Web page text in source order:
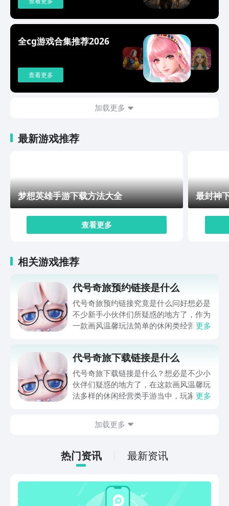
能、属性，合理的搭配会极大地提高玩家的战斗力。游戏
成任务，共同建设岛屿，既增加了游戏的趣味性，又使玩
家可以认识更多的志同道合的朋友。除此之外还有许多多
人任务，完成之后可以获得丰厚的奖励。因此山海奇旅以
国风奇幻为题材、玩法丰富、互动多样，是一款可以尝试
的手游。不管是喜欢建造经营的玩家，还是喜欢探险冒险
的玩家，在这里都能找到自己想要的乐趣。通过简单的下
载步骤就可以开始一段精彩的山海奇旅，别再纠结等待
了，抓紧时间去九游客户端提前预约吧！
全cg游戏合集推荐2026
查看更多
加载更多
最新游戏推荐
梦想英雄手游下载方法大全
查看更多
最封神
相关游戏推荐
代号奇旅预约链接是什么
代号奇旅预约链接究竟是什么问好想必是
不少新手小伙伴们所疑惑的地方了，作为
一款画风温馨玩法简单的休闲类经营手
给大家带来了代号奇旅的预约链接分享供
大家参考，希望本期内容可以帮助到各
位。
更多
代号奇旅下载链接是什么
代号奇旅下载链接是什么？想必是不少小
伙伴们疑惑的地方了，在这款画风温馨玩
法多样的休闲经营类手游当中，玩家将化
下载链接分享供大家参考，希望本期内容
更多
加载更多
热门资讯 最新资讯